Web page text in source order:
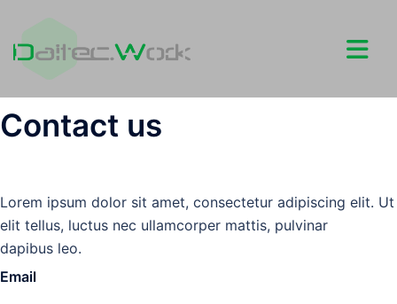
ツ
へ
ッ
プ
Contact us
Lorem ipsum dolor sit amet, consectetur adipiscing elit. Ut
elit tellus, luctus nec ullamcorper mattis, pulvinar
dapibus leo.
Email